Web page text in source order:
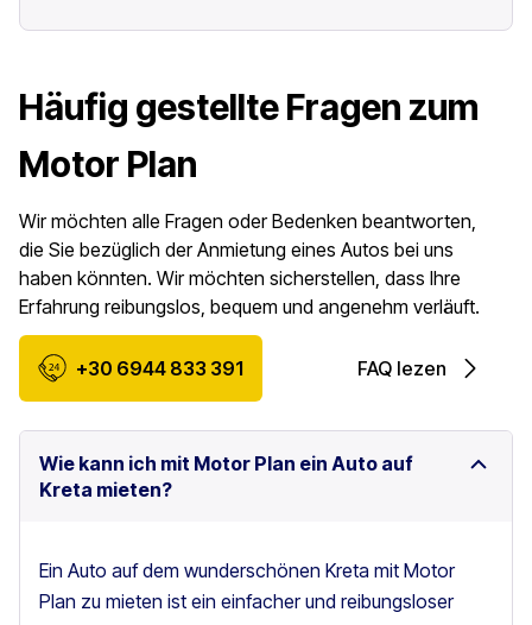
Häufig gestellte Fragen zum
Motor Plan
Wir möchten alle Fragen oder Bedenken beantworten,
die Sie bezüglich der Anmietung eines Autos bei uns
haben könnten. Wir möchten sicherstellen, dass Ihre
Erfahrung reibungslos, bequem und angenehm verläuft.
+30 6944 833 391 FAQ lezen
Wie kann ich mit Motor Plan ein Auto auf
Kreta mieten?
Ein Auto auf dem wunderschönen Kreta mit Motor
Plan zu mieten ist ein einfacher und reibungsloser